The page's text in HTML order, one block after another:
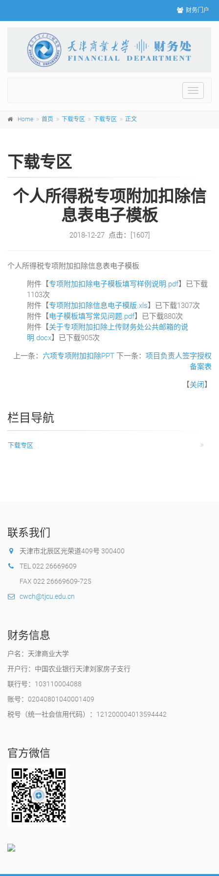
财务门户
Toggle
Home 首页 下载专区 下载专区 正文
下载专区
个人所得税专项附加扣除信
息表电子模板
2018-12-27 点击：[1607]
个人所得税专项附加扣除信息表电子模板
附件【专项附加扣除电子模板填写样例说明.pdf】已下载
1103次
附件【专项附加扣除信息电子模版.xls】已下载1307次
附件【电子模板填写常见问题.pdf】已下载880次
附件【关于专项附加扣除上传财务处公共邮箱的说
明.docx】已下载905次
上一条： 六项专项附加扣除PPT 下一条： 项目负责人签字授权
备案表
【关闭】
栏目导航
下载专区
联系我们
天津市北辰区光荣道409号 300400
TEL 022 26669609
FAX 022 26669609-725
cwch@tjcu.edu.cn
财务信息
户名：天津商业大学
开户行：中国农业银行天津刘家房子支行
联行号：103110004088
账号：02040801040001409
税号（统一社会信用代码）：121200004013594442
官方微信